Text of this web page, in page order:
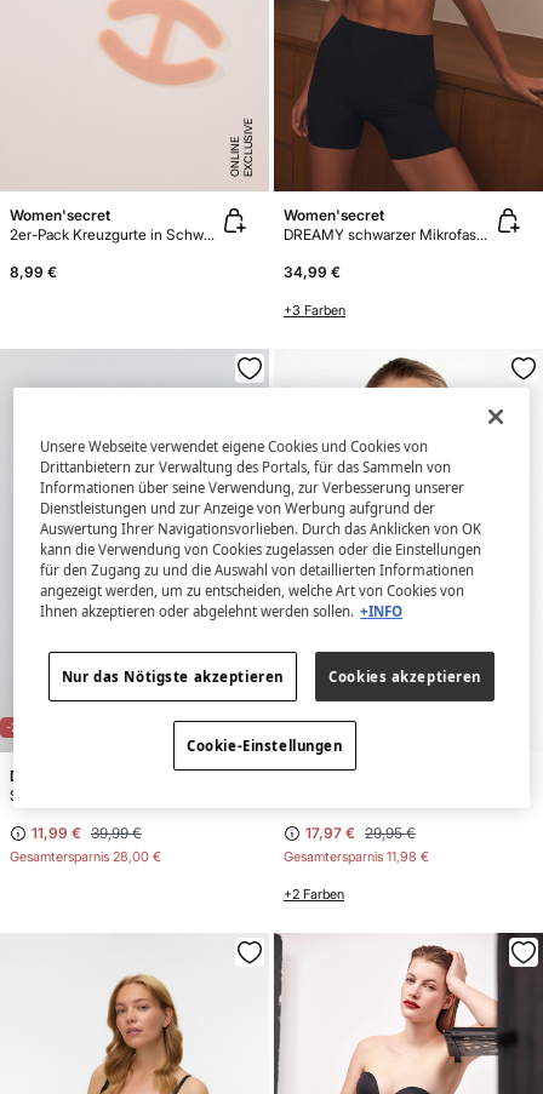
E
X
C
L
U
SI
V
E
O
N
LI
N
E
Women'secret
2er-Pack Kreuzgurte in Schwarz und Nude
8,99 €
Women'secret
DREAMY schwarzer Mikrofaser BH
34,99 €
+3 Farben
-70%
Dash and Stars
11,99 € 39,99 €
Gesamtersparnis 28,00 €
PUSH-UP
Gisela
17,97 € 29,95 €
Gesamtersparnis 11,98 €
+2 Farben
Unsere Webseite verwendet eigene Cookies und Cookies von
Drittanbietern zur Verwaltung des Portals, für das Sammeln von
Informationen über seine Verwendung, zur Verbesserung unserer
Dienstleistungen und zur Anzeige von Werbung aufgrund der
Auswertung Ihrer Navigationsvorlieben. Durch das Anklicken von OK
kann die Verwendung von Cookies zugelassen oder die Einstellungen
für den Zugang zu und die Auswahl von detaillierten Informationen
angezeigt werden, um zu entscheiden, welche Art von Cookies von
Ihnen akzeptieren oder abgelehnt werden sollen. +INFO
Nur das Nötigste akzeptieren Cookies akzeptieren
Cookie-Einstellungen